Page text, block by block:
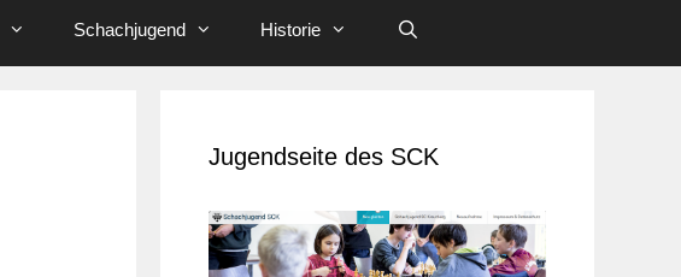
Schachjugend Historie
Jugendseite des SCK